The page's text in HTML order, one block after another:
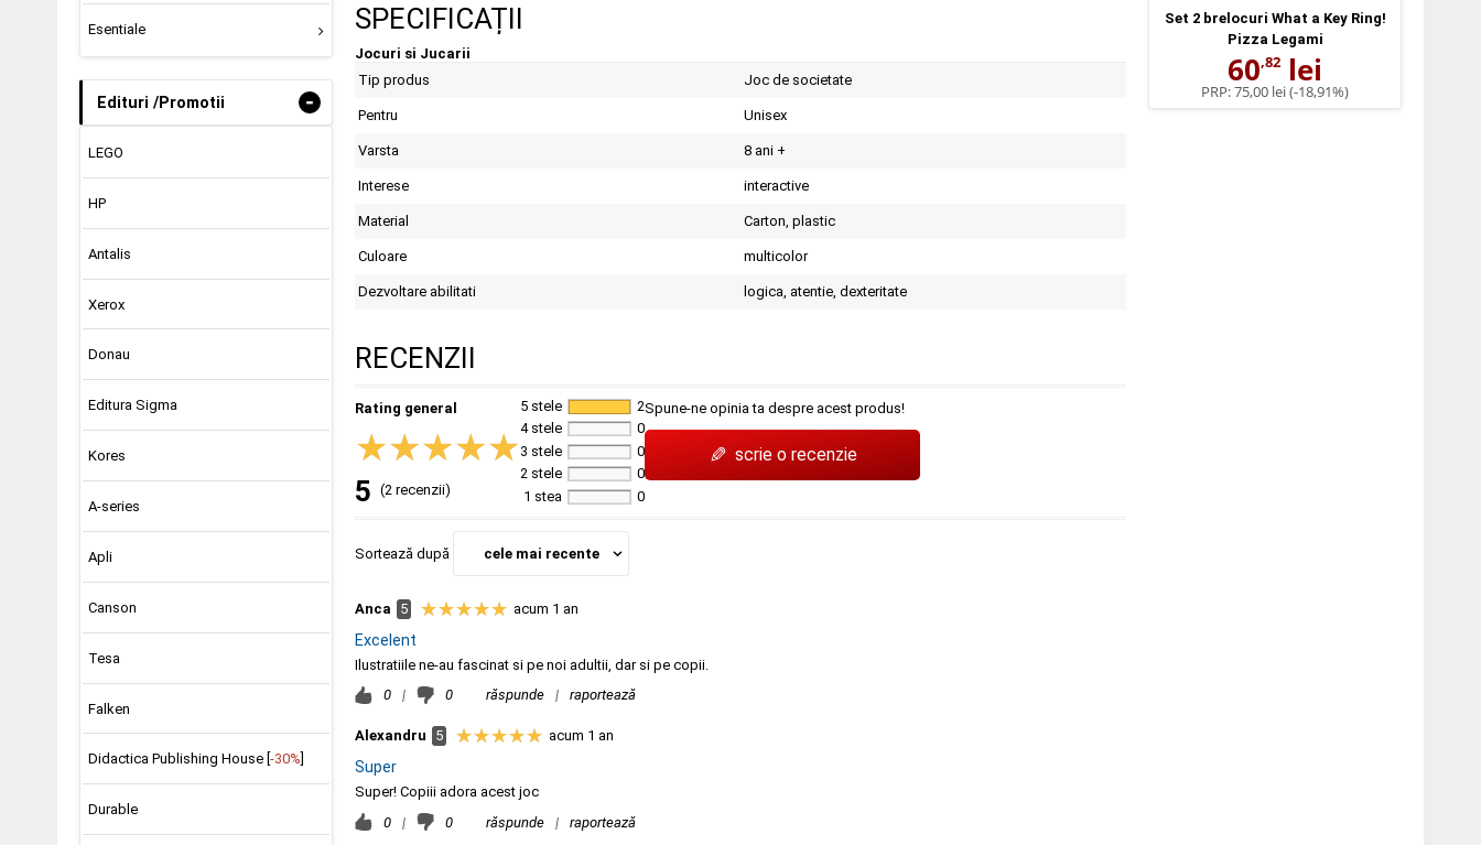
Esentiale
Edituri /Promotii -
LEGO
HP
Antalis
Xerox
Donau
Editura Sigma
Kores
A-series
Apli
Canson
Tesa
Falken
Didactica Publishing House [ -30%
Durable
SPECIFICAȚII
Jocuri si Jucarii
Tip produs
Joc de societate
Pentru Unisex
Varsta 8 ani +
Interese interactive
Material Carton, plastic
Culoare multicolor
Dezvoltare abilitati logica, atentie, dexteritate
RECENZII
Rating general
5 (2 recenzii)
5 stele
2
4 stele
0
3 stele
0
2 stele
0
1 stea
0
Spune-ne opinia ta despre acest produs!
✎ scrie o recenzie
Sortează după cele mai recente
Anca 5 acum 1 an
Excelent
Ilustratiile ne-au fascinat si pe noi adultii, dar si pe copii.
0
| 0 răspunde | raportează
Alexandru 5 acum 1 an
Super
Super! Copiii adora acest joc
0
| 0 răspunde | raportează
Set 2 brelocuri What a Key Ring!
Pizza Legami
60,82 lei
PRP:75,00 lei(-18,91%)